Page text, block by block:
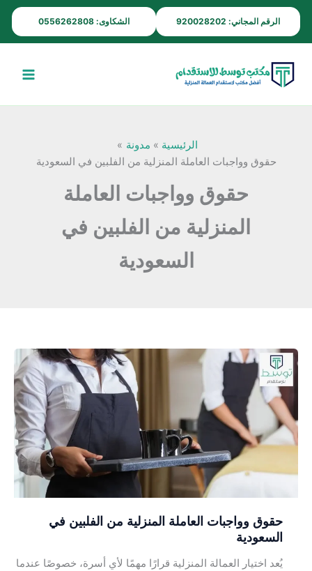
الرقم المجاني: 920028202 الشكاوى: 0556262808
تخطي
إلى
المحتوى
الرئيسية
مدونة
حقوق وواجبات العاملة المنزلية من الفلبين في السعودية
حقوق وواجبات العاملة
المنزلية من الفلبين في
السعودية
حقوق وواجبات العاملة المنزلية من الفلبين في
السعودية
يُعد اختيار العمالة المنزلية قرارًا مهمًا لأي أسرة، خصوصًا عندما
حقوق
وواجبات
العاملة
المنزلية
من
الفلبين
السعودية